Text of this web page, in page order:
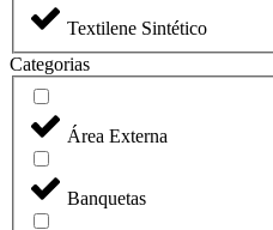
Textilene Sintético
Categorias
Área Externa
Banquetas